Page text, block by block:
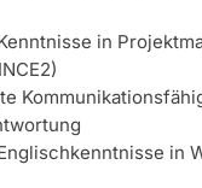
in
in